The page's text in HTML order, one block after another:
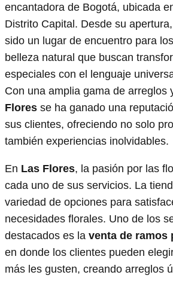
encantadora de Bogotá, ubicada
Distrito Capital. Desde su
sido un lugar de encuentro para
belleza natural que buscan
especiales con el lenguaje
Con una amplia gama de arreglos
Flores se ha ganado una
sus clientes, ofreciendo no solo
también experiencias inolvidables.
En Las Flores, la pasión por las
cada uno de sus servicios. La
variedad de opciones para
necesidades florales. Uno de los
destacados es la venta de ramos
en donde los clientes pueden
más les gusten, creando arreglos